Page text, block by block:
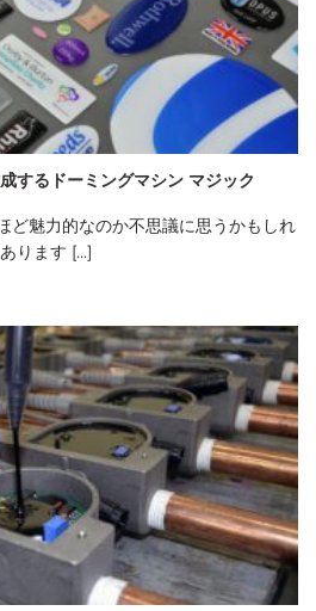
するドーミングマシン マジック
ど魅力的なのか不思議に思うかもしれ
ります [...]